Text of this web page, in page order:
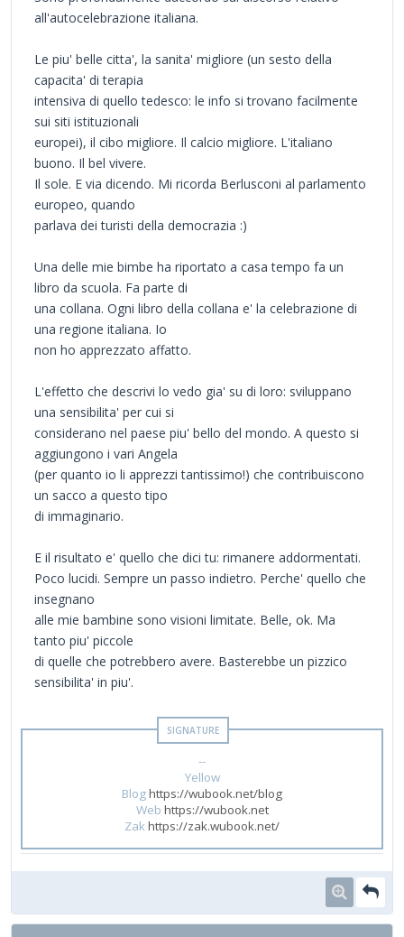
all'autocelebrazione italiana.
Le piu' belle citta', la sanita' migliore (un sesto della
capacita' di terapia
intensiva di quello tedesco: le info si trovano facilmente
sui siti istituzionali
europei), il cibo migliore. Il calcio migliore. L'italiano
buono. Il bel vivere.
Il sole. E via dicendo. Mi ricorda Berlusconi al parlamento
europeo, quando
parlava dei turisti della democrazia :)
Una delle mie bimbe ha riportato a casa tempo fa un
libro da scuola. Fa parte di
una collana. Ogni libro della collana e' la celebrazione di
una regione italiana. Io
non ho apprezzato affatto.
L'effetto che descrivi lo vedo gia' su di loro: sviluppano
una sensibilita' per cui si
considerano nel paese piu' bello del mondo. A questo si
aggiungono i vari Angela
(per quanto io li apprezzi tantissimo!) che contribuiscono
un sacco a questo tipo
di immaginario.
E il risultato e' quello che dici tu: rimanere addormentati.
Poco lucidi. Sempre un passo indietro. Perche' quello che
insegnano
alle mie bambine sono visioni limitate. Belle, ok. Ma
tanto piu' piccole
di quelle che potrebbero avere. Basterebbe un pizzico
sensibilita' in piu'.
--
Yellow
Bloghttps://wubook.net/blog
Web https://wubook.net
Zakhttps://zak.wubook.net/